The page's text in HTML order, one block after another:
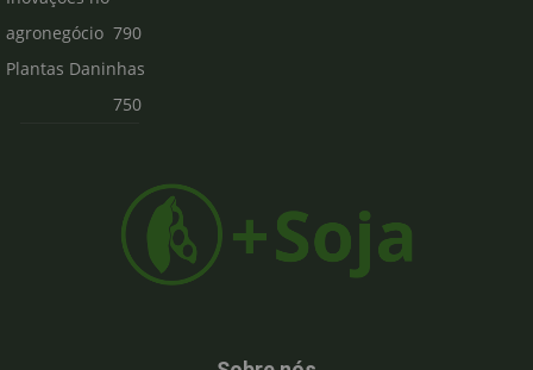
agronegócio 790
Plantas Daninhas
750